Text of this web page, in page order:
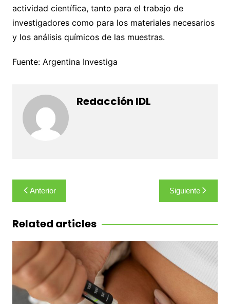
actividad científica, tanto para el trabajo de
investigadores como para los materiales necesarios
y los análisis químicos de las muestras.
Fuente: Argentina Investiga
Redacción IDL
Navegación
de
entradas
Anterior Siguiente
Related articles